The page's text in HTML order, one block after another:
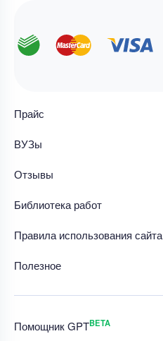
Прайс
ВУЗы
Отзывы
Библиотека работ
Правила использования сайта
Полезное
Помощник GPTBETA